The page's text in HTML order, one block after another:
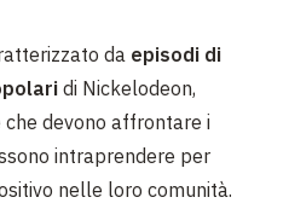
da episodi di
di Nickelodeon,
devono affrontare i
intraprendere per
nelle loro comunità.